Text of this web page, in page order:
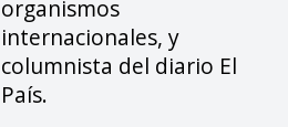
organismos
internacionales, y
columnista del diario El
País.